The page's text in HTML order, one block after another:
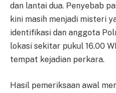
dan lantai dua. Penyebab
kini masih menjadi misteri
identifikasi dan anggota
lokasi sekitar pukul 16.00
tempat kejadian perkara.
Hasil pemeriksaan awal